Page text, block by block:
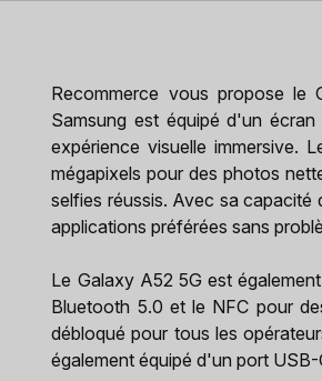
Recommerce vous propose le
Samsung est équipé d'un
expérience visuelle immersive.
mégapixels pour des photos
selfies réussis. Avec sa
applications préférées sans
Le Galaxy A52 5G est
Bluetooth 5.0 et le NFC pour
débloqué pour tous les
également équipé d'un port